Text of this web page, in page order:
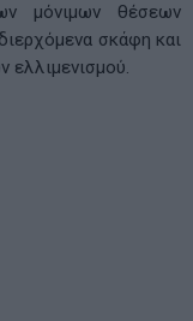
μόνιμων θέσεων
σκάφη και
ελλιμενισμού.